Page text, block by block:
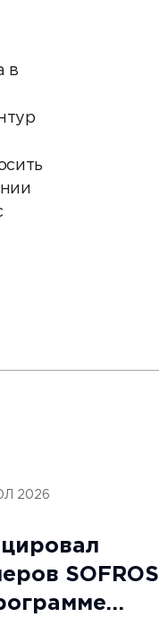
в
2026
SOFROS